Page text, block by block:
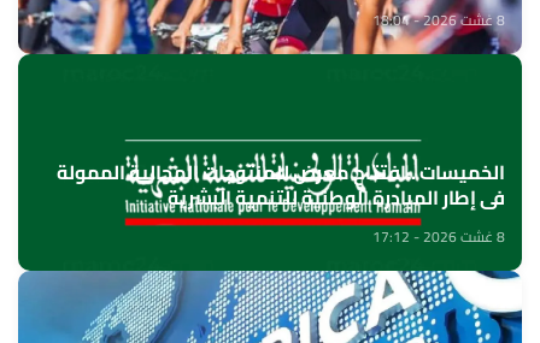
8 غشت 2026 - 18:04
الخميسات ..افتتاح معرض للمنتوجات المجالية الممولة
في إطار المبادرة الوطنية للتنمية البشرية
8 غشت 2026 - 17:12